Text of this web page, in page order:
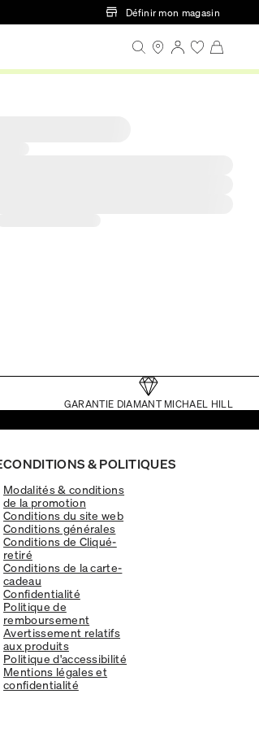
Définir mon magasin
GARANTIE DIAMANT MICHAEL HILL
CONDITIONS & POLITIQUES
Modalités & conditions
de la promotion
Conditions du site web
Conditions générales
Conditions de Cliqué-
retiré
Conditions de la carte-
cadeau
Confidentialité
Politique de
remboursement
Avertissement relatifs
aux produits
Politique d'accessibilité
Mentions légales et
confidentialité